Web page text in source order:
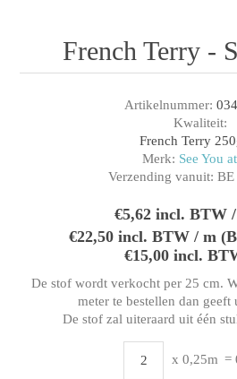
French Terry -
Artikelnummer:
Kwaliteit:
French Terry
Merk: See You
Verzending vanuit: BE
€5,62 incl. BTW
€22,50 incl. BTW / m
€15,00 incl.
De stof wordt verkocht per 25 cm.
meter te bestellen dan
De stof zal uiteraard uit één
x 0,25m =